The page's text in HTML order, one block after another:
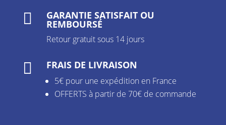
 GARANTIE SATISFAIT OU
REMBOURSÉ
Retour gratuit sous 14 jours
 FRAIS DE LIVRAISON
5€ pour une expédition en France
OFFERTS à partir de 70€ de commande